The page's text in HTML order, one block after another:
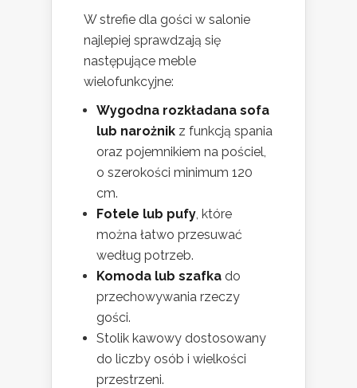
W strefie dla gości w salonie
najlepiej sprawdzają się
następujące meble
wielofunkcyjne:
Wygodna rozkładana sofa
lub narożnik z funkcją spania
oraz pojemnikiem na pościel,
o szerokości minimum 120
cm.
Fotele lub pufy, które
można łatwo przesuwać
według potrzeb.
Komoda lub szafka do
przechowywania rzeczy
gości.
Stolik kawowy dostosowany
do liczby osób i wielkości
przestrzeni.